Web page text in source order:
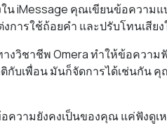
น iMessage คุณเขียนข้อความ
การใช้ถ้อยคำ และปรับโทนเสี
งวิชาชีพ Omera ทำให้ข้อความ
กับเพื่อน มันก็จัดการได้เช่นกัน
อความยังคงเป็นของคุณ แค่ฟัง